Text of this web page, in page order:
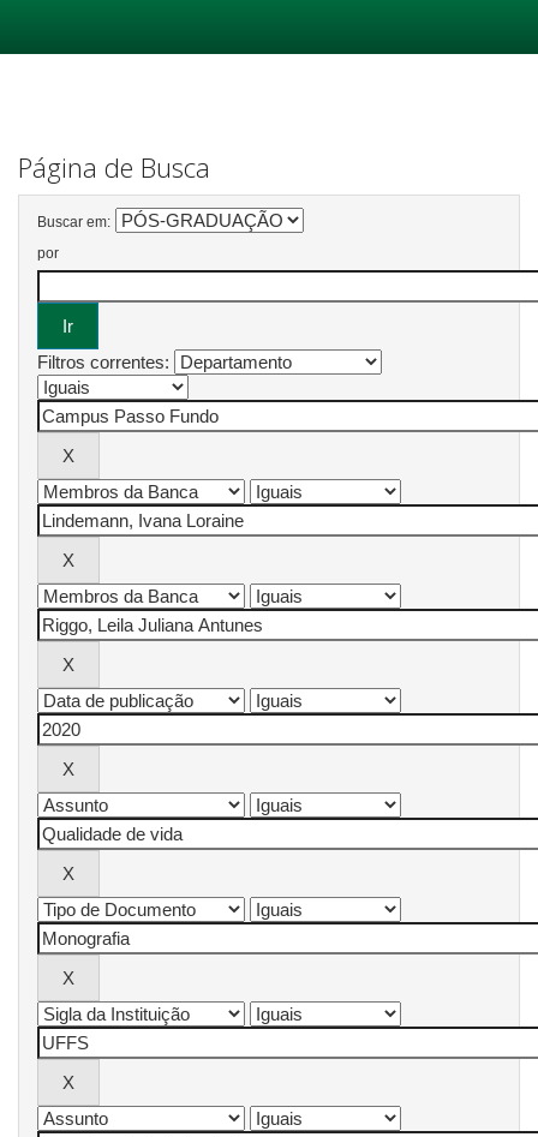
Página de Busca
Buscar em:
por
Filtros correntes: